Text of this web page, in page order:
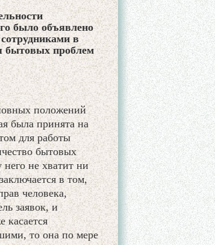
было объявлено
в
бытовых проблем
положений
была принята на
для работы
бытовых
не хватит ни
в том,
человека,
заявок, и
касается
то она по мере